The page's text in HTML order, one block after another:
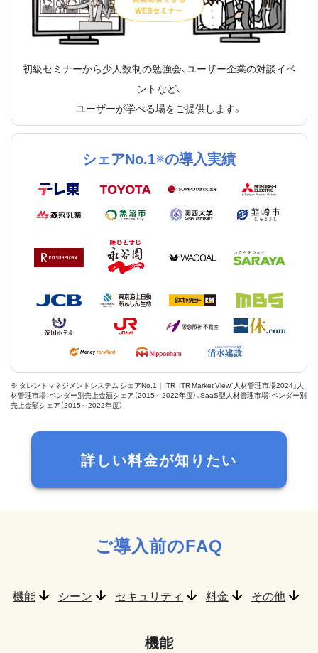
初級セミナーから少人数制の勉強会、ユーザー企業の対談イベ
ントなど、
ユーザーが学べる場をご提供します。
シェアNo.1※の導入実績
※ タレントマネジメントシステム シェアNo.1｜ITR「ITR Market View：人材管理市場2024」人
材管理市場：ベンダー別売上金額シェア（2015～2022年度）、SaaS型人材管理市場：ベンダー別
売上金額シェア（2015～2022年度）
詳しい料金が知りたい
ご導入前のFAQ
機能 シーン セキュリティ 料金 その他
機能